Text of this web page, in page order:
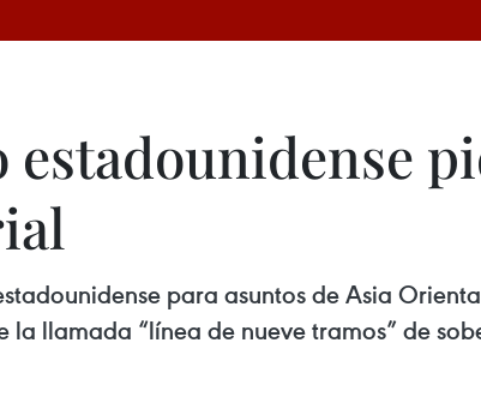
para asuntos de Asia
llamada “línea de nueve tramos” de